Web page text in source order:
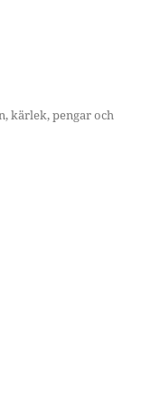
kärlek, pengar och